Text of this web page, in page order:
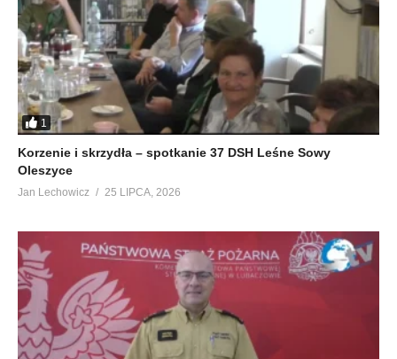
1
Korzenie i skrzydła – spotkanie 37 DSH Leśne Sowy
Oleszyce
Jan Lechowicz 25 LIPCA, 2026